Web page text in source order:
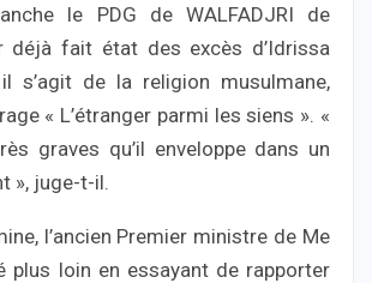
le PDG de WALFADJRI de
déjà fait état des excès d’Idrissa
il s’agit de la religion musulmane,
« L’étranger parmi les siens ». «
graves qu’il enveloppe dans un
», juge-t-il.
l’ancien Premier ministre de Me
plus loin en essayant de rapporter